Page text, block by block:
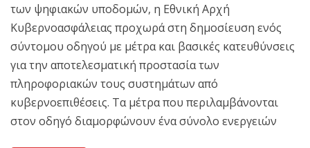
των ψηφιακών υποδομών, η Εθνική Αρχή
Κυβερνοασφάλειας προχωρά στη δημοσίευση ενός
σύντομου οδηγού με μέτρα και βασικές κατευθύνσεις
για την αποτελεσματική προστασία των
πληροφοριακών τους συστημάτων από
κυβερνοεπιθέσεις. Τα μέτρα που περιλαμβάνονται
στον οδηγό διαμορφώνουν ένα σύνολο ενεργειών